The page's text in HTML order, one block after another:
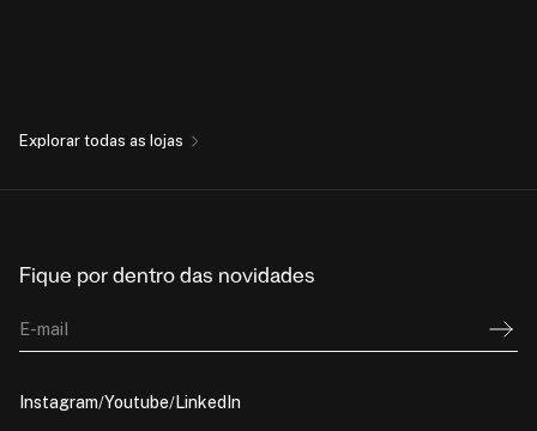
Explorar todas as lojas
Fique por dentro das novidades
E-mail
Instagram Youtube LinkedIn